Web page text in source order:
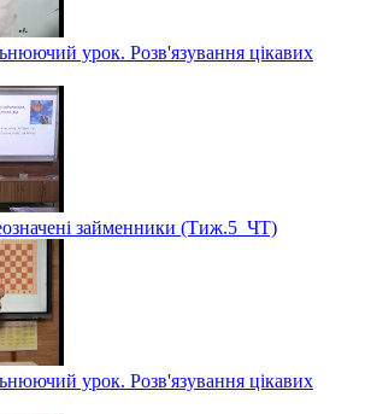
урок. Розв'язування цікавих
займенники (Тиж.5_ЧТ)
урок. Розв'язування цікавих